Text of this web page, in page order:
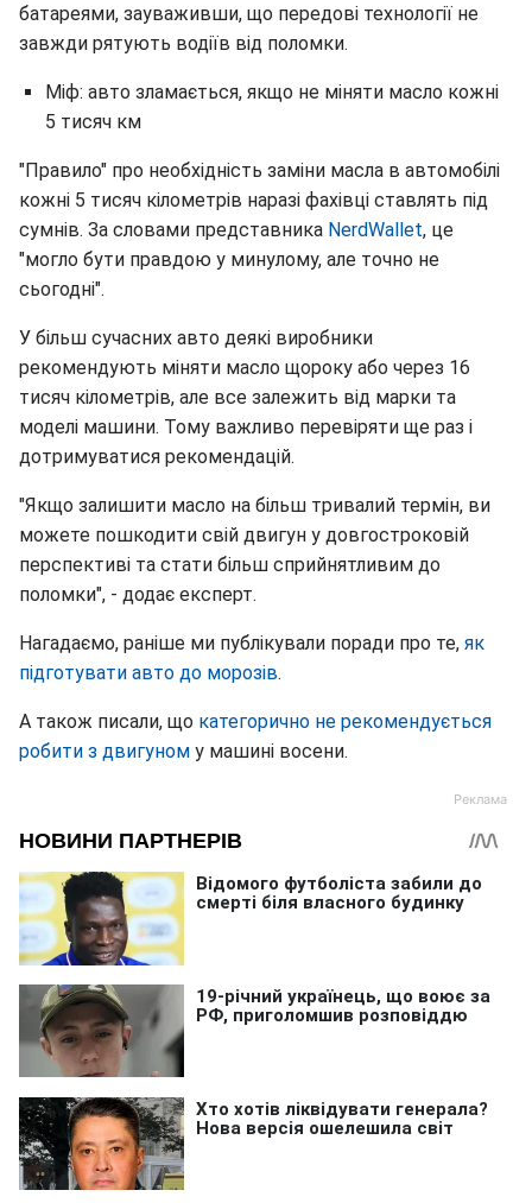
батареями, зауваживши, що передові технології не
завжди рятують водіїв від поломки.
Міф: авто зламається, якщо не міняти масло кожні
5 тисяч км
"Правило" про необхідність заміни масла в автомобілі
кожні 5 тисяч кілометрів наразі фахівці ставлять під
сумнів. За словами представника NerdWallet, це
"могло бути правдою у минулому, але точно не
сьогодні".
У більш сучасних авто деякі виробники
рекомендують міняти масло щороку або через 16
тисяч кілометрів, але все залежить від марки та
моделі машини. Тому важливо перевіряти ще раз і
дотримуватися рекомендацій.
"Якщо залишити масло на більш тривалий термін, ви
можете пошкодити свій двигун у довгостроковій
перспективі та стати більш сприйнятливим до
поломки", - додає експерт.
Нагадаємо, раніше ми публікували поради про те, як
підготувати авто до морозів.
А також писали, що категорично не рекомендується
робити з двигуном у машині восени.